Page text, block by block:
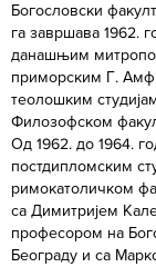
Богословски
га завршава 1962.
данашњим
приморским Г.
теолошким
Филозофском
Од 1962. до 1964.
постдипломским
римокатоличком
са Димитријем
професором на
Београду и са